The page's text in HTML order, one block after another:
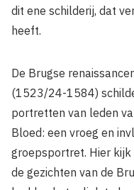
dit ene schilderij, dat
heeft.
De Brugse
(1523/24-1584)
portretten van leden
Bloed: een vroeg en
groepsportret. Hier kijk
de gezichten van de